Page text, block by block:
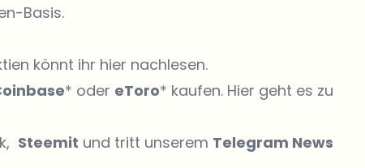
Basis.
könnt ihr hier nachlesen.
* oder eToro* kaufen. Hier geht es zu
Steemit und tritt unserem Telegram News